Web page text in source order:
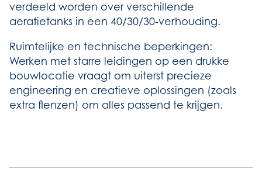
verdeeld worden over verschillende
aeratietanks in een 40/30/30-verhouding.
Ruimtelijke en technische beperkingen:
Werken met starre leidingen op een drukke
bouwlocatie vraagt om uiterst precieze
engineering en creatieve oplossingen (zoals
extra flenzen) om alles passend te krijgen.